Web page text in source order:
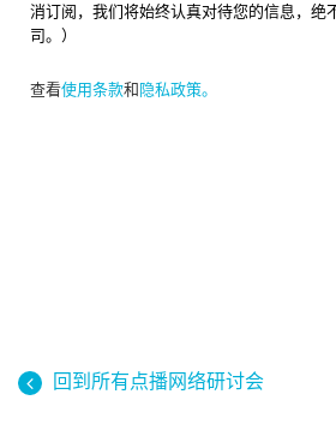
消订阅，我们将始终认真对待您的信息，绝
司。）
查看使用条款和隐私政策。
回到所有点播网络研讨会